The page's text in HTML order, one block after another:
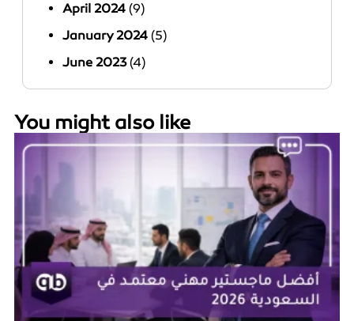
April 2024 (9)
January 2024 (5)
June 2023(4)
You might also like